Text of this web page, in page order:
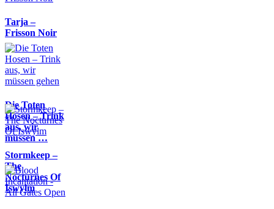
Tarja –
Frisson Noir
Die Toten
Hosen – Trink
aus, wir
müssen …
Stormkeep –
The
Nocturnes Of
Iswylm